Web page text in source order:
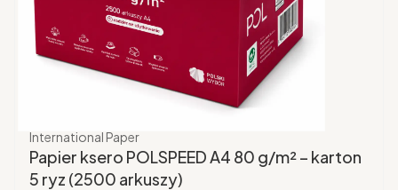
Producent
International Paper
Papier ksero POLSPEED A4 80 g/m² – karton
5 ryz (2500 arkuszy)